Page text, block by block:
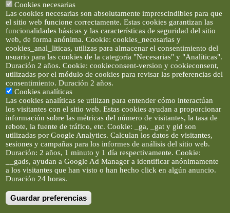
Artículos e imágenes son propiedad de elclickverde ©. No se
permite la difusión de los textos ni imágenes sin permiso de
Cookies necesarias
Las cookies necesarias son absolutamente imprescindibles para que
el sitio web funcione correctamente. Estas cookies garantizan las
funcionalidades básicas y las características de seguridad del sitio
web, de forma anónima. Cookie: cookies_necesarias y
cookies_anal_liticas, utilizas para almacenar el consentimiento del
usuario para las cookies de la categoría "Necesarias" y "Analíticas".
Duración 2 años. Cookie: cookieconsent-version y cookieconsent,
utilizadas por el módulo de cookies para revisar las preferencias del
consentimiento. Duración 2 años.
Cookies analíticas
Las cookies analíticas se utilizan para entender cómo interactúan
los visitantes con el sitio web. Estas cookies ayudan a proporcionar
información sobre las métricas del número de visitantes, la tasa de
rebote, la fuente de tráfico, etc. Cookie: _ga, _gat y gid son
utilizadas por Google Analytics. Calculan los datos de visitantes,
sesiones y campañas para los informes de análisis del sitio web.
Duración: 2 años, 1 minuto y 1 día respectivamente. Cookie:
__gads, ayudan a Google Ad Manager a identificar anónimamente
a los visitantes que han visto o han hecho click en algún anuncio.
Duración 24 horas.
Guardar preferencias